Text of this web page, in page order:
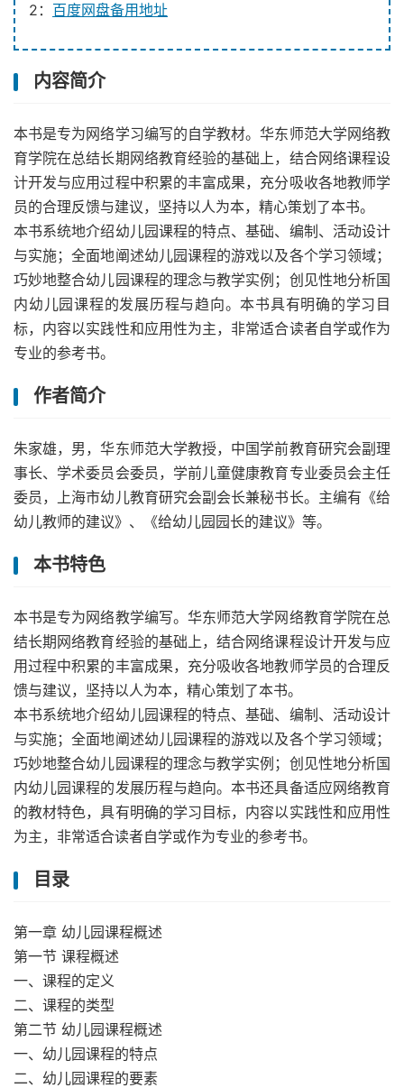
2： 百度网盘备用地址
内容简介
本书是专为网络学习编写的自学教材。华东师范大学网络教
育学院在总结长期网络教育经验的基础上，结合网络课程设
计开发与应用过程中积累的丰富成果，充分吸收各地教师学
员的合理反馈与建议，坚持以人为本，精心策划了本书。
本书系统地介绍幼儿园课程的特点、基础、编制、活动设计
与实施；全面地阐述幼儿园课程的游戏以及各个学习领域；
巧妙地整合幼儿园课程的理念与教学实例；创见性地分析国
内幼儿园课程的发展历程与趋向。本书具有明确的学习目
标，内容以实践性和应用性为主，非常适合读者自学或作为
专业的参考书。
作者简介
朱家雄，男，华东师范大学教授，中国学前教育研究会副理
事长、学术委员会委员，学前儿童健康教育专业委员会主任
委员，上海市幼儿教育研究会副会长兼秘书长。主编有《给
幼儿教师的建议》、《给幼儿园园长的建议》等。
本书特色
本书是专为网络教学编写。华东师范大学网络教育学院在总
结长期网络教育经验的基础上，结合网络课程设计开发与应
用过程中积累的丰富成果，充分吸收各地教师学员的合理反
馈与建议，坚持以人为本，精心策划了本书。
本书系统地介绍幼儿园课程的特点、基础、编制、活动设计
与实施；全面地阐述幼儿园课程的游戏以及各个学习领域；
巧妙地整合幼儿园课程的理念与教学实例；创见性地分析国
内幼儿园课程的发展历程与趋向。本书还具备适应网络教育
的教材特色，具有明确的学习目标，内容以实践性和应用性
为主，非常适合读者自学或作为专业的参考书。
目录
第一章 幼儿园课程概述
第一节 课程概述
一、课程的定义
二、课程的类型
第二节 幼儿园课程概述
一、幼儿园课程的特点
二、幼儿园课程的要素